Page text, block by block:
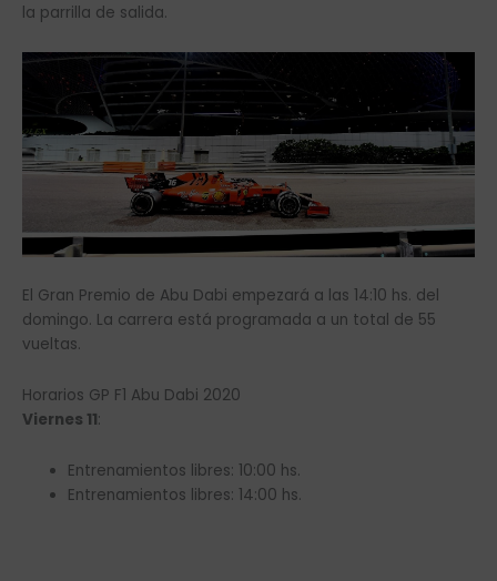
la parrilla de salida.
El Gran Premio de Abu Dabi empezará a las 14:10 hs. del
domingo. La carrera está programada a un total de 55
vueltas.
Horarios GP F1 Abu Dabi 2020
Viernes 11:
Entrenamientos libres: 10:00 hs.
Entrenamientos libres: 14:00 hs.